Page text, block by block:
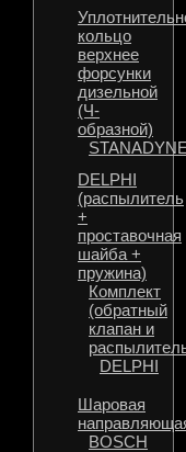
кольцо
верхнее
форсунки
дизельной
(Ч-
образной)
STANADYNE
DELPHI
(распылитель
+
проставочная
шайба +
пружина)
Комплект
(обратный
клапан и
DELPHI
Шаровая
BOSCH